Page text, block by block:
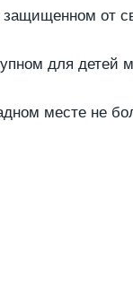
от
для детей
месте не